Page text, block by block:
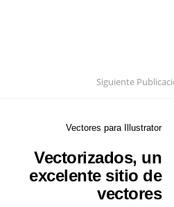
Siguiente
Vectores para Illustrator
Vectorizados, un
excelente sitio de
vectores